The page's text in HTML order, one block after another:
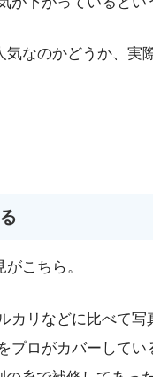
なのかどうか、実
こちら。
カリなどに比べて
プロがカバーしてい